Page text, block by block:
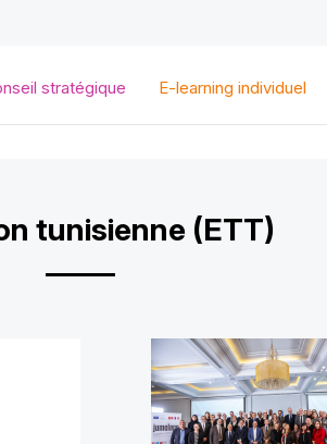
principal
stratégique E-learning individuel
tunisienne (ETT)
Logo